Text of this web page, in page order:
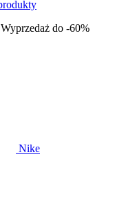
Wyprzedaż do -60%
Nike